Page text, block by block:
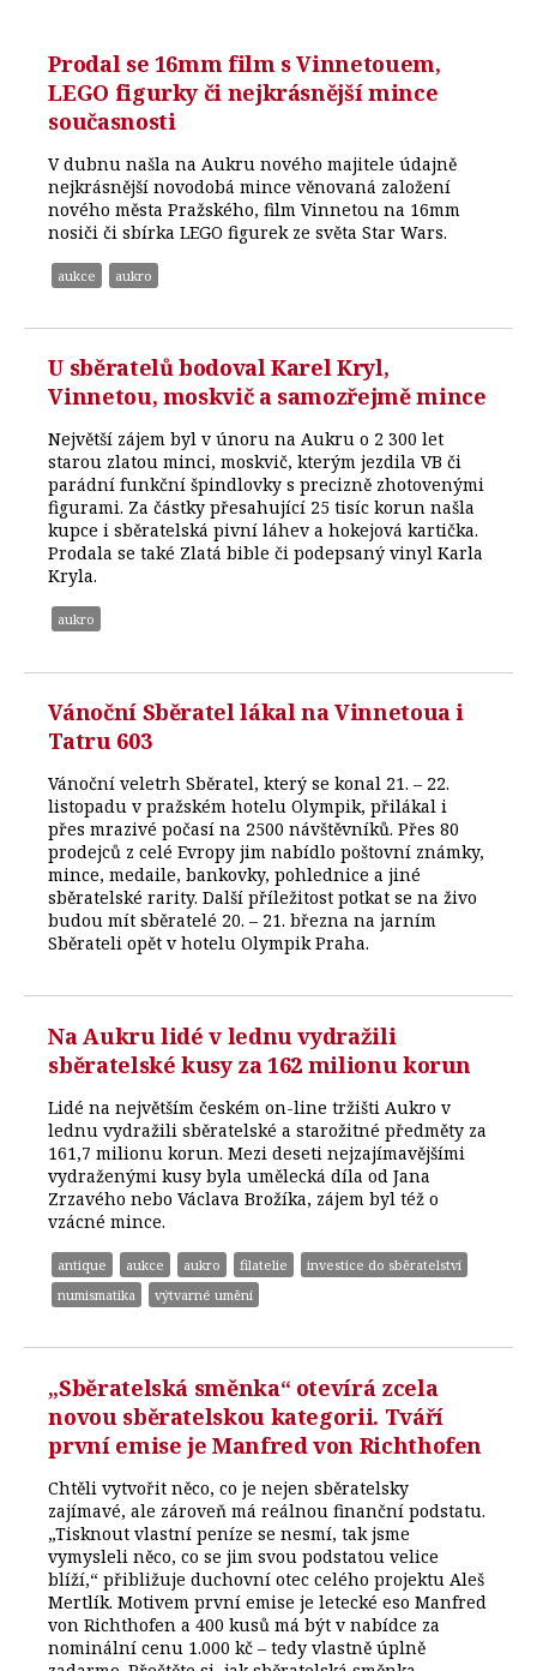
Prodal se 16mm film s Vinnetouem,
LEGO figurky či nejkrásnější mince
současnosti
V dubnu našla na Aukru nového majitele údajně
nejkrásnější novodobá mince věnovaná založení
nového města Pražského, film Vinnetou na 16mm
nosiči či sbírka LEGO figurek ze světa Star Wars.
aukce aukro
U sběratelů bodoval Karel Kryl,
Vinnetou, moskvič a samozřejmě mince
Největší zájem byl v únoru na Aukru o 2 300 let
starou zlatou minci, moskvič, kterým jezdila VB či
parádní funkční špindlovky s precizně zhotovenými
figurami. Za částky přesahující 25 tisíc korun našla
kupce i sběratelská pivní láhev a hokejová kartička.
Prodala se také Zlatá bible či podepsaný vinyl Karla
Kryla.
aukro
Vánoční Sběratel lákal na Vinnetoua i
Tatru 603
Vánoční veletrh Sběratel, který se konal 21. – 22.
listopadu v pražském hotelu Olympik, přilákal i
přes mrazivé počasí na 2500 návštěvníků. Přes 80
prodejců z celé Evropy jim nabídlo poštovní známky,
mince, medaile, bankovky, pohlednice a jiné
sběratelské rarity. Další příležitost potkat se na živo
budou mít sběratelé 20. – 21. března na jarním
Sběrateli opět v hotelu Olympik Praha.
Na Aukru lidé v lednu vydražili
sběratelské kusy za 162 milionu korun
Lidé na největším českém on-line tržišti Aukro v
lednu vydražili sběratelské a starožitné předměty za
161,7 milionu korun. Mezi deseti nejzajímavějšími
vydraženými kusy byla umělecká díla od Jana
Zrzavého nebo Václava Brožíka, zájem byl též o
vzácné mince.
antique aukce aukro filatelie
investice do sběratelství
numismatika
výtvarné umění
„Sběratelská směnka“ otevírá zcela
novou sběratelskou kategorii. Tváří
první emise je Manfred von Richthofen
Chtěli vytvořit něco, co je nejen sběratelsky
zajímavé, ale zároveň má reálnou finanční podstatu.
„Tisknout vlastní peníze se nesmí, tak jsme
vymysleli něco, co se jim svou podstatou velice
blíží,“ přibližuje duchovní otec celého projektu Aleš
Mertlík. Motivem první emise je letecké eso Manfred
von Richthofen a 400 kusů má být v nabídce za
nominální cenu 1.000 kč – tedy vlastně úplně